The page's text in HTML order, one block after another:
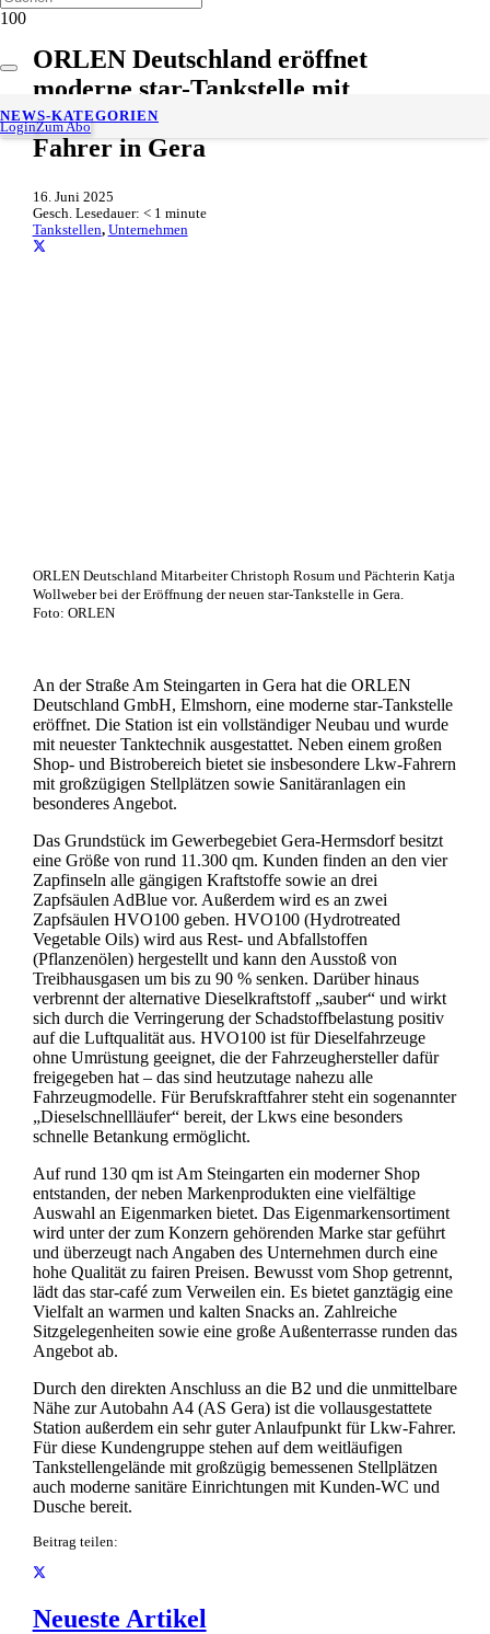
LoginZum Abo
NEWS-KATEGORIEN
ORLEN Deutschland eröffnet
moderne star-Tankstelle mit
umfassendem Service für LKW-
Fahrer in Gera
16. Juni 2025
Gesch. Lesedauer: < 1 minute
Tankstellen, Unternehmen
ORLEN Deutschland Mitarbeiter Christoph Rosum und Pächterin Katja
Wollweber bei der Eröffnung der neuen star-Tankstelle in Gera.
Foto: ORLEN
An der Straße Am Steingarten in Gera hat die ORLEN
Deutschland GmbH, Elmshorn, eine moderne star-Tankstelle
eröffnet. Die Station ist ein vollständiger Neubau und wurde
mit neuester Tanktechnik ausgestattet. Neben einem großen
Shop- und Bistrobereich bietet sie insbesondere Lkw-Fahrern
mit großzügigen Stellplätzen sowie Sanitäranlagen ein
besonderes Angebot.
Das Grundstück im Gewerbegebiet Gera-Hermsdorf besitzt
eine Größe von rund 11.300 qm. Kunden finden an den vier
Zapfinseln alle gängigen Kraftstoffe sowie an drei
Zapfsäulen AdBlue vor. Außerdem wird es an zwei
Zapfsäulen HVO100 geben. HVO100 (Hydrotreated
Vegetable Oils) wird aus Rest- und Abfallstoffen
(Pflanzenölen) hergestellt und kann den Ausstoß von
Treibhausgasen um bis zu 90 % senken. Darüber hinaus
verbrennt der alternative Dieselkraftstoff „sauber“ und wirkt
sich durch die Verringerung der Schadstoffbelastung positiv
auf die Luftqualität aus. HVO100 ist für Dieselfahrzeuge
ohne Umrüstung geeignet, die der Fahrzeughersteller dafür
freigegeben hat – das sind heutzutage nahezu alle
Fahrzeugmodelle. Für Berufskraftfahrer steht ein sogenannter
„Dieselschnellläufer“ bereit, der Lkws eine besonders
schnelle Betankung ermöglicht.
Auf rund 130 qm ist Am Steingarten ein moderner Shop
entstanden, der neben Markenprodukten eine vielfältige
Auswahl an Eigenmarken bietet. Das Eigenmarkensortiment
wird unter der zum Konzern gehörenden Marke star geführt
und überzeugt nach Angaben des Unternehmen durch eine
hohe Qualität zu fairen Preisen. Bewusst vom Shop getrennt,
lädt das star-café zum Verweilen ein. Es bietet ganztägig eine
Vielfalt an warmen und kalten Snacks an. Zahlreiche
Sitzgelegenheiten sowie eine große Außenterrasse runden das
Angebot ab.
Durch den direkten Anschluss an die B2 und die unmittelbare
Nähe zur Autobahn A4 (AS Gera) ist die vollausgestattete
Station außerdem ein sehr guter Anlaufpunkt für Lkw-Fahrer.
Für diese Kundengruppe stehen auf dem weitläufigen
Tankstellengelände mit großzügig bemessenen Stellplätzen
auch moderne sanitäre Einrichtungen mit Kunden-WC und
Dusche bereit.
Beitrag teilen:
Neueste Artikel